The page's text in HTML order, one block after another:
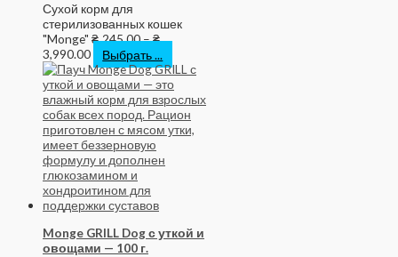
Сухой корм для
стерилизованных кошек
"Monge" ₴ 245.00–₴
3,990.00
Выбрать ...
Monge GRILL Dog с уткой и
овощами — 100 г.